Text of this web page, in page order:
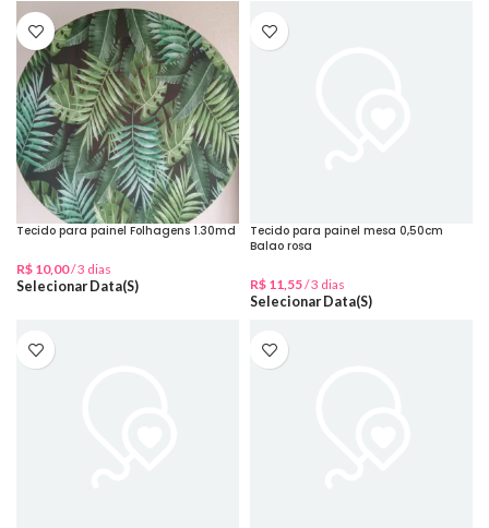
Tecido para painel Folhagens 1.30md
R$ 10,00/ 3 dias
Selecionar Data(s)
Tecido para painel mesa 0,50cm
Balao rosa
R$ 11,55/ 3 dias
Selecionar Data(s)